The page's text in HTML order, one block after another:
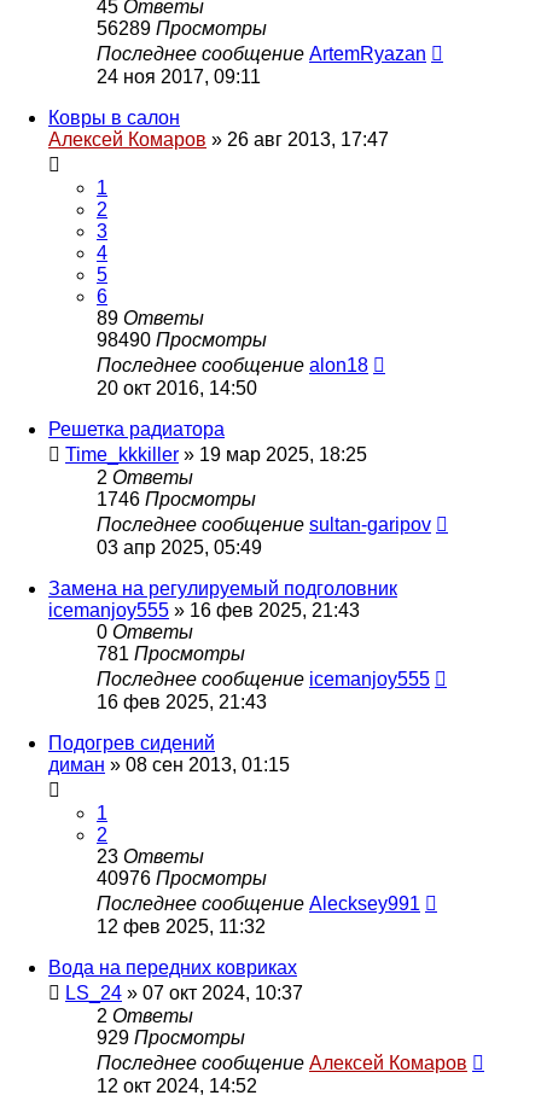
45 Ответы
56289 Просмотры
Последнее сообщение ArtemRyazan
24 ноя 2017, 09:11
Ковры в салон
Алексей Комаров » 26 авг 2013, 17:47
1
2
3
4
5
6
89 Ответы
98490 Просмотры
Последнее сообщение alon18
20 окт 2016, 14:50
Решетка радиатора
Time_kkkiller » 19 мар 2025, 18:25
2 Ответы
1746 Просмотры
Последнее сообщение sultan-garipov
03 апр 2025, 05:49
Замена на регулируемый подголовник
icemanjoy555 » 16 фев 2025, 21:43
0 Ответы
781 Просмотры
Последнее сообщение icemanjoy555
16 фев 2025, 21:43
Подогрев сидений
диман » 08 сен 2013, 01:15
1
2
23 Ответы
40976 Просмотры
Последнее сообщение Alecksey991
12 фев 2025, 11:32
Вода на передних ковриках
LS_24 » 07 окт 2024, 10:37
2 Ответы
929 Просмотры
Последнее сообщение Алексей Комаров
12 окт 2024, 14:52